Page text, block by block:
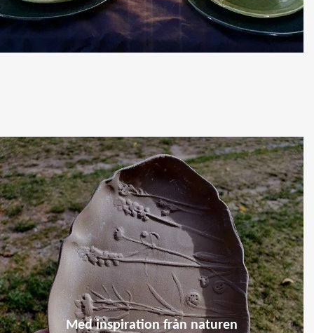
Med inspiration från naturen